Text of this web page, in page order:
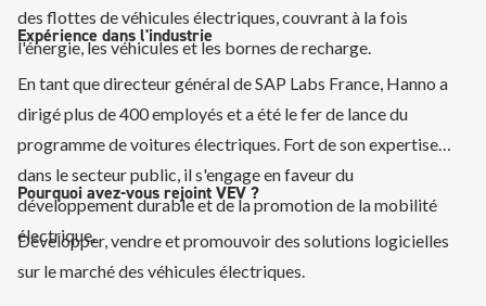
des flottes de véhicules électriques, couvrant à la fois
l'énergie, les véhicules et les bornes de recharge.
Expérience dans l'industrie
En tant que directeur général de SAP Labs France, Hanno a
dirigé plus de 400 employés et a été le fer de lance du
programme de voitures électriques. Fort de son expertise
dans le secteur public, il s'engage en faveur du
développement durable et de la promotion de la mobilité
électrique.
Pourquoi avez-vous rejoint VEV ?
Développer, vendre et promouvoir des solutions logicielles
sur le marché des véhicules électriques.